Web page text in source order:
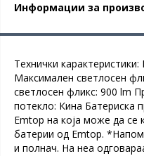
Информации за
Технички карактеристики:
Мaксимален светлосен
светлосен фликс: 900 lm
потекло: Кина Батериска
Emtop на која може да се
батерии од Emtop.
и полнач. На неа